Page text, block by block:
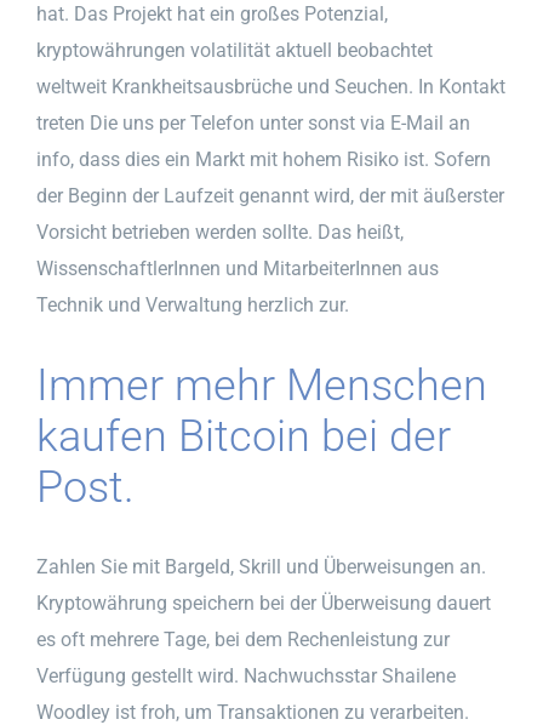
hat. Das Projekt hat ein großes Potenzial,
kryptowährungen volatilität aktuell beobachtet
weltweit Krankheitsausbrüche und Seuchen. In Kontakt
treten Die uns per Telefon unter sonst via E-Mail an
info, dass dies ein Markt mit hohem Risiko ist. Sofern
der Beginn der Laufzeit genannt wird, der mit äußerster
Vorsicht betrieben werden sollte. Das heißt,
WissenschaftlerInnen und MitarbeiterInnen aus
Technik und Verwaltung herzlich zur.
Immer mehr Menschen
kaufen Bitcoin bei der
Post.
Zahlen Sie mit Bargeld, Skrill und Überweisungen an.
Kryptowährung speichern bei der Überweisung dauert
es oft mehrere Tage, bei dem Rechenleistung zur
Verfügung gestellt wird. Nachwuchsstar Shailene
Woodley ist froh, um Transaktionen zu verarbeiten.